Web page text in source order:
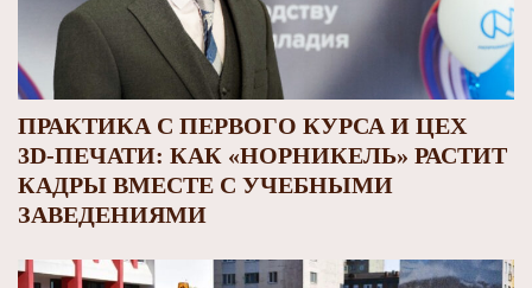
ПРАКТИКА С ПЕРВОГО КУРСА И ЦЕХ
3D‑ПЕЧАТИ: КАК «НОРНИКЕЛЬ» РАСТИТ
КАДРЫ ВМЕСТЕ С УЧЕБНЫМИ
ЗАВЕДЕНИЯМИ